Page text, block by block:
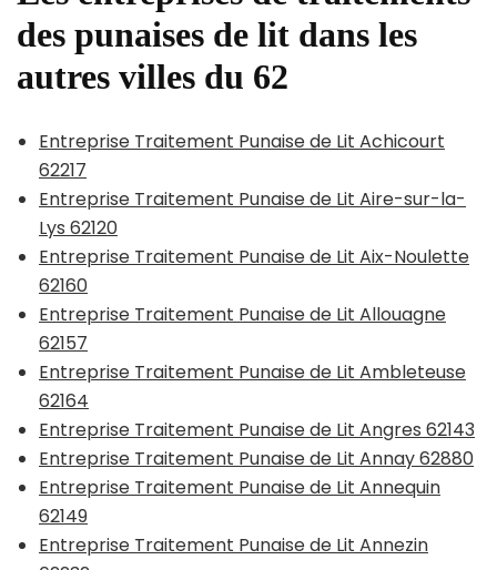
des punaises de lit dans les
autres villes du 62
Entreprise Traitement Punaise de Lit Achicourt
62217
Entreprise Traitement Punaise de Lit Aire-sur-la-
Lys 62120
Entreprise Traitement Punaise de Lit Aix-Noulette
62160
Entreprise Traitement Punaise de Lit Allouagne
62157
Entreprise Traitement Punaise de Lit Ambleteuse
62164
Entreprise Traitement Punaise de Lit Angres 62143
Entreprise Traitement Punaise de Lit Annay 62880
Entreprise Traitement Punaise de Lit Annequin
62149
Entreprise Traitement Punaise de Lit Annezin